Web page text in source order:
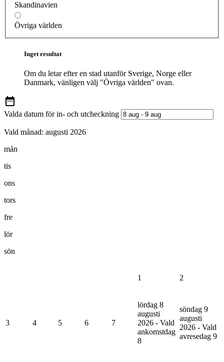
Skandinavien
Övriga världen
Inget resultat
Om du letar efter en stad utanför Sverige, Norge eller
Danmark, vänligen välj "Övriga världen" ovan.
Valda datum för in- och utcheckning
Vald månad: augusti 2026
mån
tis
ons
tors
fre
lör
sön
1 2
3 4 5 6 7
lördag 8
augusti
2026 - Vald
ankomstdag
8
söndag 9
augusti
2026 - Vald
avresedag 9